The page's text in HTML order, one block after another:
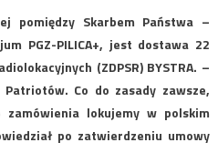
pomiędzy Skarbem Państwa –
PGZ-PILICA+, jest dostawa 22
(ZDPSR) BYSTRA. –
Patriotów. Co do zasady zawsze,
lokujemy w polskim
po zatwierdzeniu umowy